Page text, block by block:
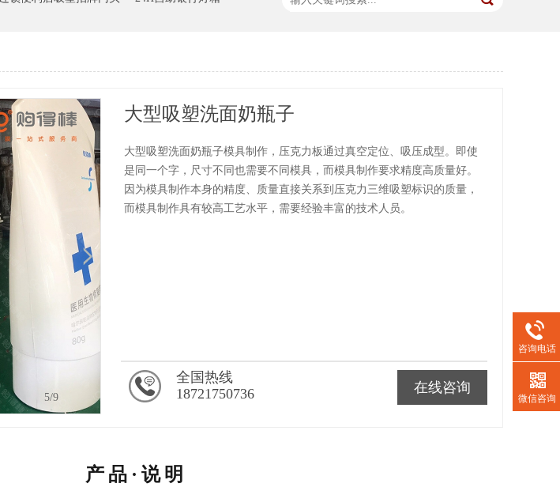
5/9
大型吸塑洗面奶瓶子
大型吸塑洗面奶瓶子模具制作，压克力板通过真空定位、吸压成型。即使
是同一个字，尺寸不同也需要不同模具，而模具制作要求精度高质量好。
因为模具制作本身的精度、质量直接关系到压克力三维吸塑标识的质量，
而模具制作具有较高工艺水平，需要经验丰富的技术人员。
在线咨询
全国热线
18721750736
产品·说明
咨询电话
微信咨询